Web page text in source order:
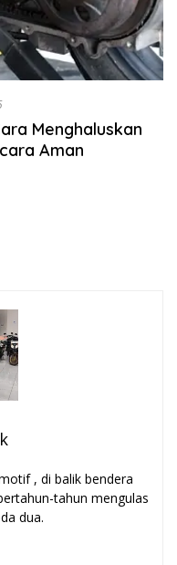
Menghaluskan
Aman
, di balik bendera
tahun mengulas
dua.